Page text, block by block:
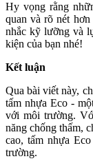
Hy vọng rằng
quan và rõ nét
nhắc kỹ lưỡng và
kiện của bạn nhé!
Kết luận
Qua bài viết này,
tấm nhựa Eco -
với môi trường.
năng chống thấm,
cao, tấm nhựa
trường.